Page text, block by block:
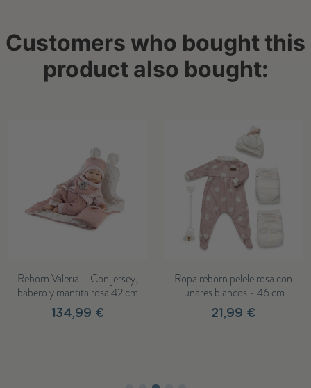
Customers who bought this
product also bought:
Reborn Valeria – Con jersey,
babero y mantita rosa 42 cm
134,99 €
Ropa reborn pelele rosa con
lunares blancos - 46 cm
21,99 €